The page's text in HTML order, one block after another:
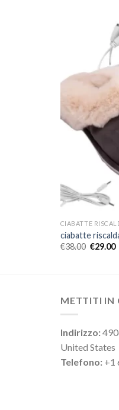
CIABATTE
ciabatte
€38.00 €29.00
METTITI IN
Indirizzo:
United States
Telefono: +1